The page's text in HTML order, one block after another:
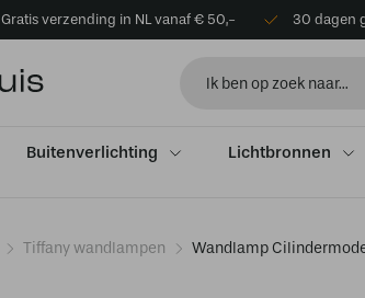
Gratis verzending in NL vanaf € 50,- 30 dagen
Buitenverlichting Lichtbronnen
Tiffany wandlampen Wandlamp